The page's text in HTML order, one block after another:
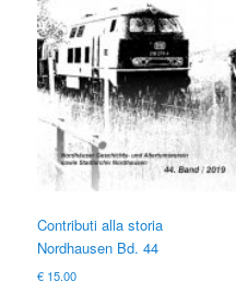
Contributi alla storia
Nordhausen Bd. 44
€ 15.00